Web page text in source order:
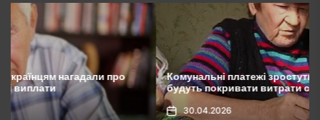
Комунальні платежі зростуть у 10 разів: українці
будуть покривати витрати сусідів
30.04.2026